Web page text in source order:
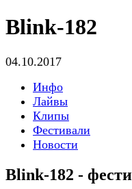
Blink-182
04.10.2017
Инфо
Лайвы
Клипы
Фестивали
Новости
Blink-182 -